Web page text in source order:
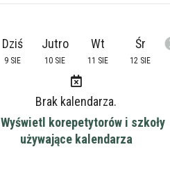
Dziś
9 SIE
Jutro
10 SIE
Wt
11 SIE
Śr
12 SIE
Brak kalendarza.
Wyświetl korepetytorów i szkoły
używające kalendarza